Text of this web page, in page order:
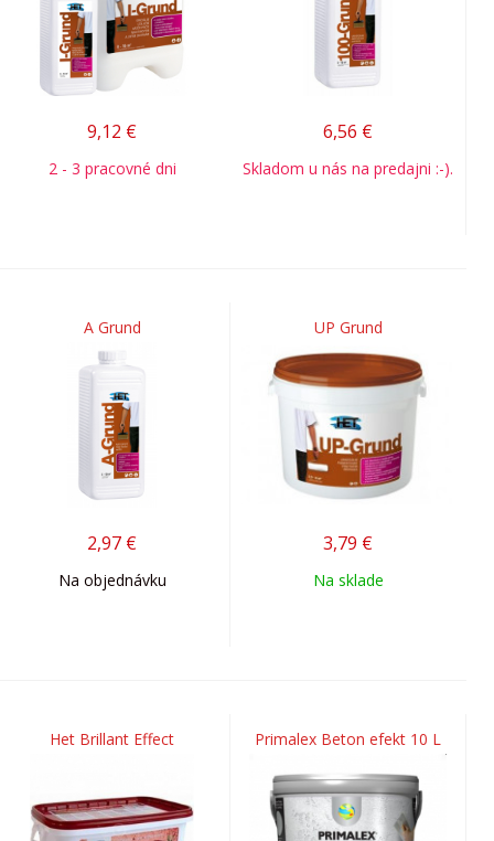
9,12 €
2 - 3 pracovné dni
6,56 €
Skladom u nás na predajni :-).
A Grund
2,97 €
Na objednávku
UP Grund
3,79 €
Na sklade
Het Brillant Effect Primalex Beton efekt 10 L